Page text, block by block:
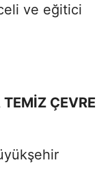
ve eğitici
TEMİZ ÇEVRE